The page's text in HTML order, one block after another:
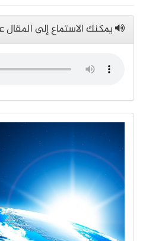
يمكنك الاستماع إلى المقال